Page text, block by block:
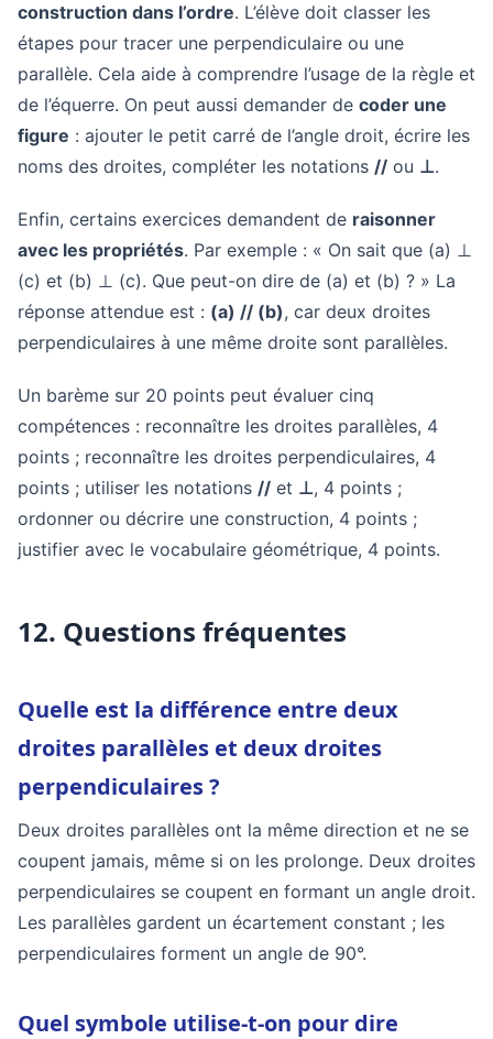
construction dans l’ordre. L’élève doit classer les
étapes pour tracer une perpendiculaire ou une
parallèle. Cela aide à comprendre l’usage de la règle et
de l’équerre. On peut aussi demander de coder une
figure : ajouter le petit carré de l’angle droit, écrire les
noms des droites, compléter les notations // ou ⊥.
Enfin, certains exercices demandent de raisonner
avec les propriétés. Par exemple : « On sait que (a) ⊥
(c) et (b) ⊥ (c). Que peut-on dire de (a) et (b) ? » La
réponse attendue est : (a) // (b), car deux droites
perpendiculaires à une même droite sont parallèles.
Un barème sur 20 points peut évaluer cinq
compétences : reconnaître les droites parallèles, 4
points ; reconnaître les droites perpendiculaires, 4
points ; utiliser les notations // et ⊥, 4 points ;
ordonner ou décrire une construction, 4 points ;
justifier avec le vocabulaire géométrique, 4 points.
12. Questions fréquentes
Quelle est la différence entre deux
droites parallèles et deux droites
perpendiculaires ?
Deux droites parallèles ont la même direction et ne se
coupent jamais, même si on les prolonge. Deux droites
perpendiculaires se coupent en formant un angle droit.
Les parallèles gardent un écartement constant ; les
perpendiculaires forment un angle de 90°.
Quel symbole utilise-t-on pour dire